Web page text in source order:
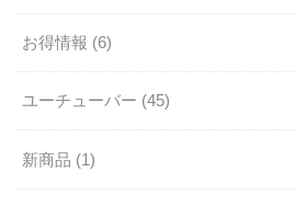
お得情報 (6)
ユーチューバー (45)
新商品 (1)